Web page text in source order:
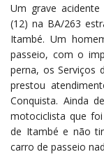
Um grave
(12) na BA/263
Itambé. Um
passeio, com o
perna, os Serviços
prestou
Conquista. Ainda
motociclista que
de Itambé e não
carro de passeio